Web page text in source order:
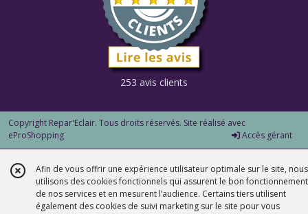
253 avis clients
Copyright Repar'Eclair. Tous droits réservés. Site réalisé avec
eProShopping
Accès gérant
Afin de vous offrir une expérience utilisateur optimale sur le site, nous
utilisons des cookies fonctionnels qui assurent le bon fonctionnement
de nos services et en mesurent l’audience. Certains tiers utilisent
également des cookies de suivi marketing sur le site pour vous